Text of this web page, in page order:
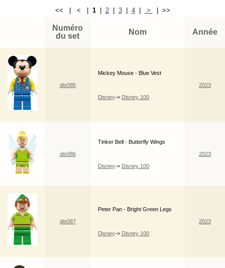
<< | < | 1| 2| 3| 4| > | >>
Numéro
du set
Nom Année
dis085
Mickey Mouse - Blue Vest
Disney-> Disney 100
2023
dis086
Tinker Bell - Butterfly Wings
Disney-> Disney 100
2023
dis087
Peter Pan - Bright Green Legs
Disney-> Disney 100
2023